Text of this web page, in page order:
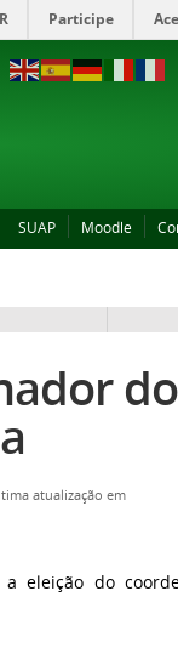
Participe
SUAP Moodle
atualização em
eleição do